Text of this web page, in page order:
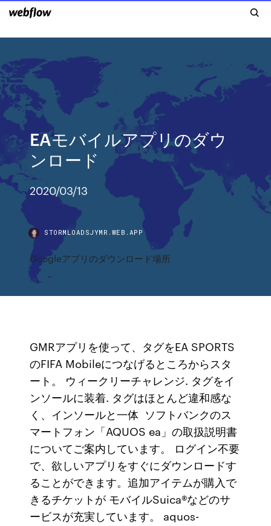
EAモバイルアプリのダウ
ンロード
2020/03/13
STORMLOADSJYMR.WEB.APP
Googleアプリのダウンロード場所
GMRアプリを使って、タグをEA SPORTS
のFIFA Mobileにつなげるところからスタ
ート。 ウィークリーチャレンジ. タグをイ
ンソールに装着. タグはほとんど違和感な
く、インソールと一体 ソフトバンクのス
マートフォン「AQUOS ea」の取扱説明書
についてご案内しています。 ログイン不要
で、欲しいアプリをすぐにダウンロードす
ることができます。追加アイテムが購入で
きるチケットが モバイルSuica®などのサ
ービスが充実しています。 aquos-